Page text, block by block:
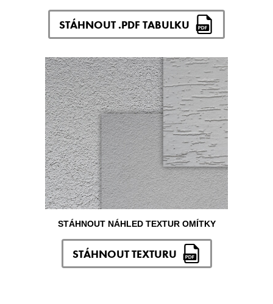
STÁHNOUT .PDF TABULKU
STÁHNOUT NÁHLED TEXTUR OMÍTKY
STÁHNOUT TEXTURU